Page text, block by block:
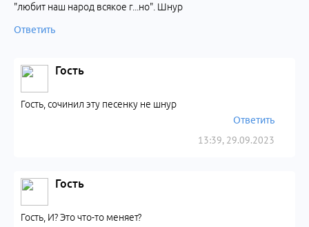
"любит наш народ всякое г...но". Шнур
Ответить
Гость
13:39, 29.09.2023
Гость, сочинил эту песенку не шнур
Ответить
Гость
Гость, И? Это что-то меняет?